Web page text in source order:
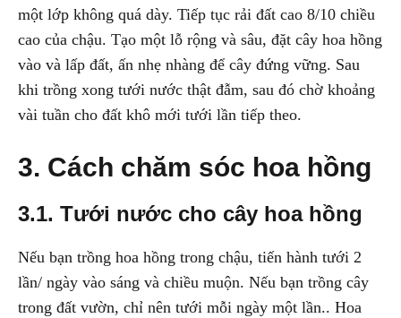
một lớp không quá dày. Tiếp tục rải đất cao 8/10 chiều
cao của chậu. Tạo một lỗ rộng và sâu, đặt cây hoa hồng
vào và lấp đất, ấn nhẹ nhàng để cây đứng vững. Sau
khi trồng xong tưới nước thật đẫm, sau đó chờ khoảng
vài tuần cho đất khô mới tưới lần tiếp theo.
3. Cách chăm sóc hoa hồng
3.1. Tưới nước cho cây hoa hồng
Nếu bạn trồng hoa hồng trong chậu, tiến hành tưới 2
lần/ ngày vào sáng và chiều muộn. Nếu bạn trồng cây
trong đất vườn, chỉ nên tưới mỗi ngày một lần.. Hoa